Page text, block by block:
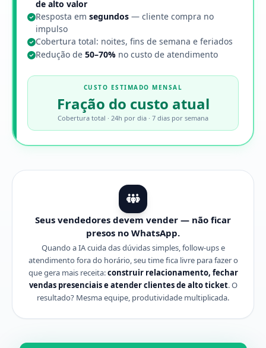
de alto valor
Resposta em segundos — cliente compra no
impulso
Cobertura total: noites, fins de semana e feriados
Redução de 50–70% no custo de atendimento
CUSTO ESTIMADO MENSAL
Fração do custo atual
Cobertura total · 24h por dia · 7 dias por semana
Seus vendedores devem vender — não ficar
presos no WhatsApp.
Quando a IA cuida das dúvidas simples, follow-ups e
atendimento fora do horário, seu time fica livre para fazer o
que gera mais receita:construir relacionamento, fechar
vendas presenciais e atender clientes de alto ticket. O
resultado? Mesma equipe, produtividade multiplicada.